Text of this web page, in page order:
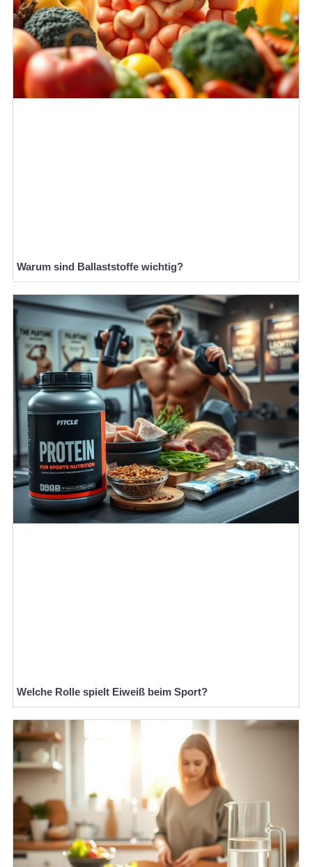
Warum sind Ballaststoffe wichtig?
Welche Rolle spielt Eiweiß beim Sport?